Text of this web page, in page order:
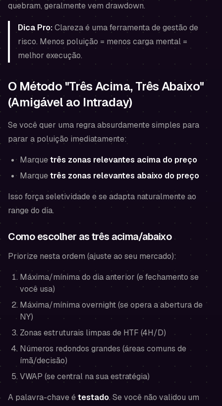
quebram, geralmente vem drawdown.
Dica Pro:Clareza é uma ferramenta de gestão de
risco. Menos poluição = menos carga mental =
melhor execução.
O Método "Três Acima, Três Abaixo"
(Amigável ao Intraday)
Se você quer uma regra absurdamente simples para
parar a poluição imediatamente:
Marquetrês zonas relevantes acima do preço
Marquetrês zonas relevantes abaixo do preço
Isso força seletividade e se adapta naturalmente ao
range do dia.
Como escolher as três acima/abaixo
Priorize nesta ordem (ajuste ao seu mercado):
Máxima/mínima do dia anterior (e fechamento se
você usa)
Máxima/mínima overnight (se opera a abertura de
NY)
Zonas estruturais limpas de HTF (4H/D)
Números redondos grandes (áreas comuns de
ímã/decisão)
VWAP (se central na sua estratégia)
A palavra-chave étestado. Se você não validou um